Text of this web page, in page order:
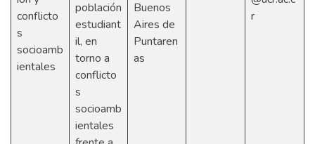
conflicto
s
socioamb
ientales
población
estudiant
il, en
torno a
conflicto
s
socioamb
ientales
Buenos
Aires de
Puntaren
as
r